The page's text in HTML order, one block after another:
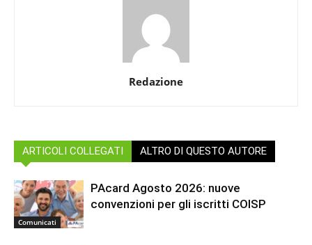
Redazione
ARTICOLI COLLEGATI ALTRO DI QUESTO AUTORE
Comunicati
PAcard Agosto 2026: nuove
convenzioni per gli iscritti COISP